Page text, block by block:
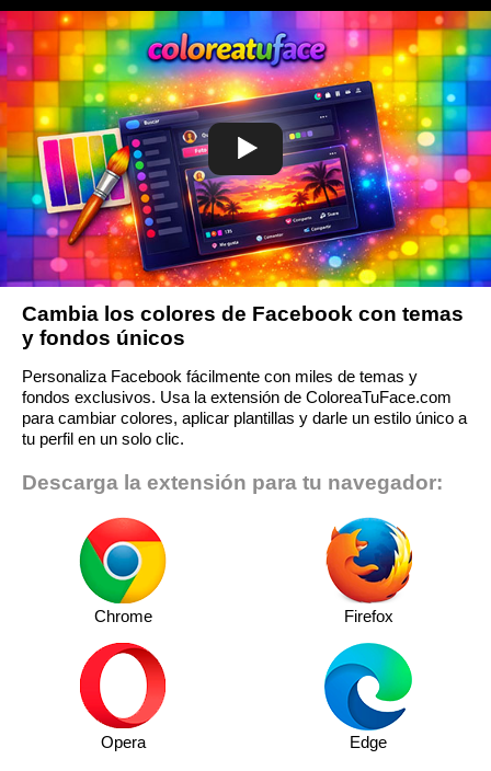
Cambia los colores de Facebook con temas
y fondos únicos
Personaliza Facebook fácilmente con miles de temas y
fondos exclusivos. Usa la extensión de ColoreaTuFace.com
para cambiar colores, aplicar plantillas y darle un estilo único a
tu perfil en un solo clic.
Descarga la extensión para tu navegador:
Chrome Firefox
Opera Edge